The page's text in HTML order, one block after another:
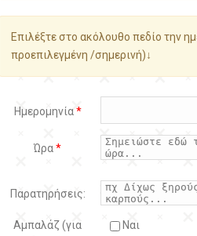
Επιλέξτε στο ακόλουθο πεδίο την
προεπιλεγμένη /σημερινή)↓
Ημερομηνία*
Ώρα*
Παρατηρήσεις:
Αμπαλάζ (για
Ναι